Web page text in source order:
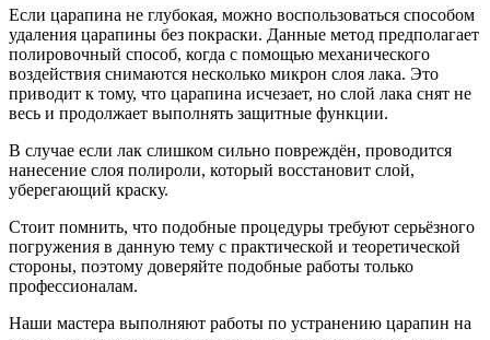
Если царапина не глубокая, можно воспользоваться способом
удаления царапины без покраски. Данные метод предполагает
полировочный способ, когда с помощью механического
воздействия снимаются несколько микрон слоя лака. Это
приводит к тому, что царапина исчезает, но слой лака снят не
весь и продолжает выполнять защитные функции.
В случае если лак слишком сильно повреждён, проводится
нанесение слоя полироли, который восстановит слой,
уберегающий краску.
Стоит помнить, что подобные процедуры требуют серьёзного
погружения в данную тему с практической и теоретической
стороны, поэтому доверяйте подобные работы только
профессионалам.
Наши мастера выполняют работы по устранению царапин на